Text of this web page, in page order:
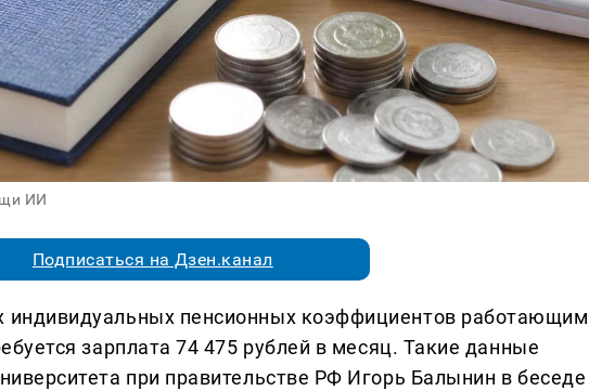
ИИ
Подписаться на Дзен.канал
индивидуальных пенсионных коэффициентов работающим
зарплата 74 475 рублей в месяц. Такие данные
при правительстве РФ Игорь Балынин в беседе